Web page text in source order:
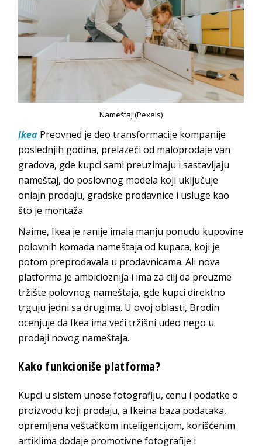
Nameštaj (Pexels)
Ikea Preovned je deo transformacije kompanije
poslednjih godina, prelazeći od maloprodaje van
gradova, gde kupci sami preuzimaju i sastavljaju
nameštaj, do poslovnog modela koji uključuje
onlajn prodaju, gradske prodavnice i usluge kao
što je montaža.
Naime, Ikea je ranije imala manju ponudu kupovine
polovnih komada nameštaja od kupaca, koji je
potom preprodavala u prodavnicama. Ali nova
platforma je ambicioznija i ima za cilj da preuzme
tržište polovnog nameštaja, gde kupci direktno
trguju jedni sa drugima. U ovoj oblasti, Brodin
ocenjuje da Ikea ima veći tržišni udeo nego u
prodaji novog nameštaja.
Kako funkcioniše platforma?
Kupci u sistem unose fotografiju, cenu i podatke o
proizvodu koji prodaju, a Ikeina baza podataka,
opremljena veštačkom inteligencijom, korišćenim
artiklima dodaje promotivne fotografije i